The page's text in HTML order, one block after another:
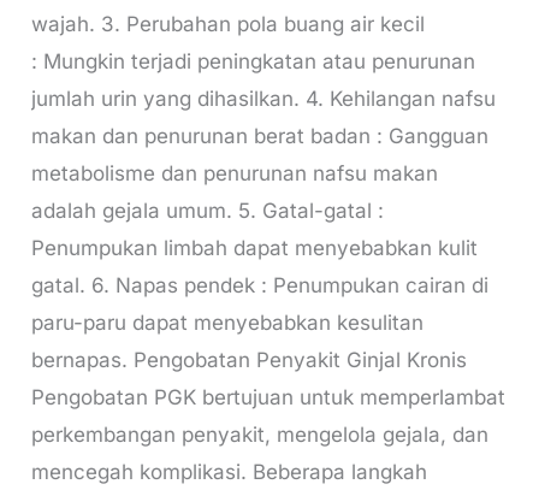
wajah. 3. Perubahan pola buang air kecil
: Mungkin terjadi peningkatan atau penurunan
jumlah urin yang dihasilkan. 4. Kehilangan nafsu
makan dan penurunan berat badan : Gangguan
metabolisme dan penurunan nafsu makan
adalah gejala umum. 5. Gatal-gatal :
Penumpukan limbah dapat menyebabkan kulit
gatal. 6. Napas pendek : Penumpukan cairan di
paru-paru dapat menyebabkan kesulitan
bernapas. Pengobatan Penyakit Ginjal Kronis
Pengobatan PGK bertujuan untuk memperlambat
perkembangan penyakit, mengelola gejala, dan
mencegah komplikasi. Beberapa langkah